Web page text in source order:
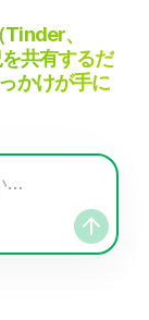
、
共有するだ
かけが手に
…